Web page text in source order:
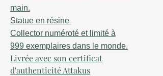
main.
Statue en résine
Collector numéroté et limité à
999 exemplaires dans le monde.
Livrée avec son certificat
d'authenticité Attakus